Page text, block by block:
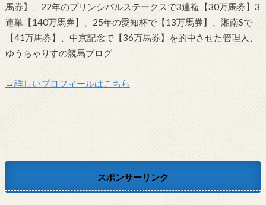
馬券】、22年のプリンシパルステークスで3連複【30万馬券】3
連単【140万馬券】、25年の愛知杯で【13万馬券】、湘南Sで
【41万馬券】、中京記念で【36万馬券】を的中させた管理人、
ゆうちゃりすの競馬ブログ
→詳しいプロフィールはこちら
スポンサーリンク